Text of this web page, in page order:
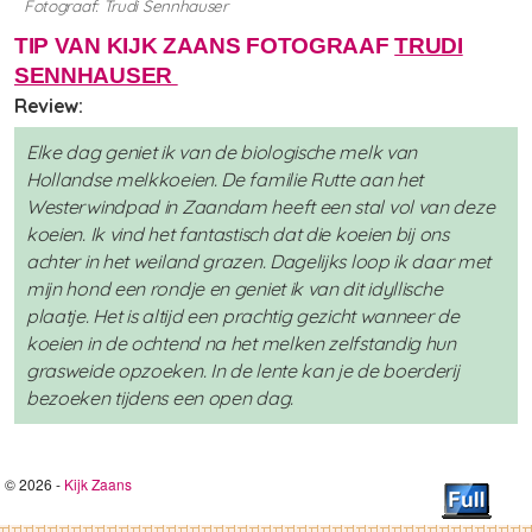
Fotograaf: Trudi Sennhauser
TIP VAN KIJK ZAANS FOTOGRAAFTRUDI
SENNHAUSER
Review:
Elke dag geniet ik van de biologische melk van
Hollandse melkkoeien. De familie Rutte aan het
Westerwindpad in Zaandam heeft een stal vol van deze
koeien. Ik vind het fantastisch dat die koeien bij ons
achter in het weiland grazen. Dagelijks loop ik daar met
mijn hond een rondje en geniet ik van dit idyllische
plaatje. Het is altijd een prachtig gezicht wanneer de
koeien in de ochtend na het melken zelfstandig hun
grasweide opzoeken. In de lente kan je de boerderij
bezoeken tijdens een open dag.
© 2026 - Kijk Zaans